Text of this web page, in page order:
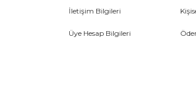
İletişim Bilgileri
Üye Hesap Bilgileri